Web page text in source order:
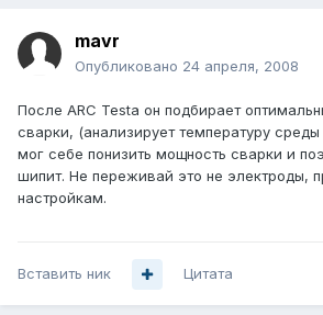
mavr
Опубликовано 24 апреля, 2008
После ARC Testa он подбирает
сварки, (анализирует температуру
мог себе понизить мощность сварки и
шипит. Не переживай это не электроды,
настройкам.
Вставить ник Цитата